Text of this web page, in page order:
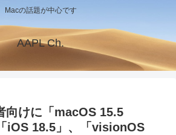
Macの話題が中心です
AAPL Ch.
向けに「macOS 15.5
iOS 18.5」、「visionOS